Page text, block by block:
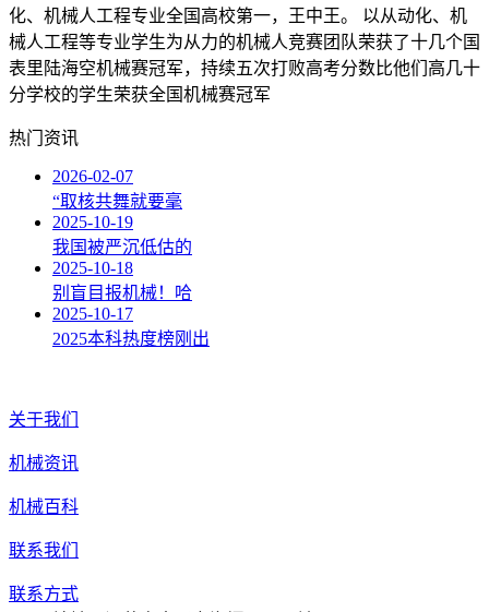
化、机械人工程专业全国高校第一，王中王。 以从动化、机
械人工程等专业学生为从力的机械人竞赛团队荣获了十几个国
表里陆海空机械赛冠军，持续五次打败高考分数比他们高几十
分学校的学生荣获全国机械赛冠军
热门资讯
2026-02-07
“取核共舞就要毫
2025-10-19
我国被严沉低估的
2025-10-18
别盲目报机械！哈
2025-10-17
2025本科热度榜刚出
关于我们
机械资讯
机械百科
联系我们
联系方式